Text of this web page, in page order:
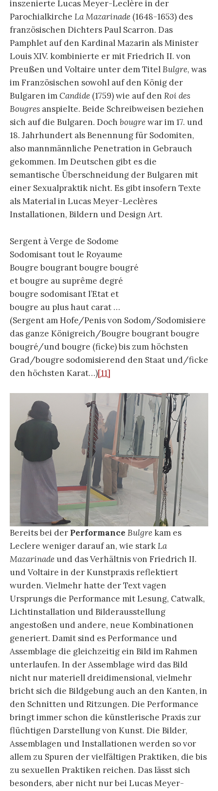
inszenierte Lucas Meyer-Leclère in der
Parochialkirche La Mazarinade (1648-1653) des
französischen Dichters Paul Scarron. Das
Pamphlet auf den Kardinal Mazarin als Minister
Louis XIV. kombinierte er mit Friedrich II. von
Preußen und Voltaire unter dem TitelBulgre, was
im Französischen sowohl auf den König der
Bulgaren imCandide (1759) wie auf den Roi des
Bougres anspielte. Beide Schreibweisen beziehen
sich auf die Bulgaren. Doch bougrewar im 17. und
18. Jahrhundert als Benennung für Sodomiten,
also mannmännliche Penetration in Gebrauch
gekommen. Im Deutschen gibt es die
semantische Überschneidung der Bulgaren mit
einer Sexualpraktik nicht. Es gibt insofern Texte
als Material in Lucas Meyer-Leclères
Installationen, Bildern und Design Art.
Sergent à Verge de Sodome
Sodomisant tout le Royaume
Bougre bougrant bougre bougré
et bougre au suprême degré
bougre sodomisant l’Etat et
bougre au plus haut carat …
(Sergent am Hofe/Penis von Sodom/Sodomisiere
das ganze Königreich/Bougre bougrant bougre
bougré/und bougre (ficke) bis zum höchsten
Grad/bougre sodomisierend den Staat und/ficke
den höchsten Karat…)[11]
Bereits bei der Performance Bulgrekam es
Leclere weniger darauf an, wie starkLa
Mazarinade und das Verhältnis von Friedrich II.
und Voltaire in der Kunstpraxis reflektiert
wurden. Vielmehr hatte der Text vagen
Ursprungs die Performance mit Lesung, Catwalk,
Lichtinstallation und Bilderausstellung
angestoßen und andere, neue Kombinationen
generiert. Damit sind es Performance und
Assemblage die gleichzeitig ein Bild im Rahmen
unterlaufen. In der Assemblage wird das Bild
nicht nur materiell dreidimensional, vielmehr
bricht sich die Bildgebung auch an den Kanten, in
den Schnitten und Ritzungen. Die Performance
bringt immer schon die künstlerische Praxis zur
flüchtigen Darstellung von Kunst. Die Bilder,
Assemblagen und Installationen werden so vor
allem zu Spuren der vielfältigen Praktiken, die bis
zu sexuellen Praktiken reichen. Das lässt sich
besonders, aber nicht nur bei Lucas Meyer-